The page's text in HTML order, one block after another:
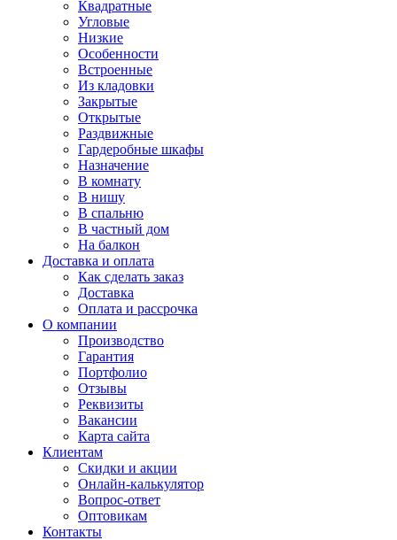
Квадратные
Угловые
Низкие
Особенности
Встроенные
Из кладовки
Закрытые
Открытые
Раздвижные
Гардеробные шкафы
Назначение
В комнату
В нишу
В спальню
В частный дом
На балкон
Доставка и оплата
Как сделать заказ
Доставка
Оплата и рассрочка
О компании
Производство
Гарантия
Портфолио
Отзывы
Реквизиты
Вакансии
Карта сайта
Клиентам
Скидки и акции
Онлайн-калькулятор
Вопрос-ответ
Оптовикам
Контакты